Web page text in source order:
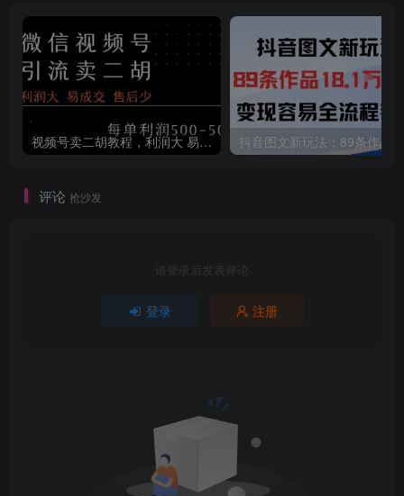
视频号卖二胡教程，利润大 易成交 售后少，一单利润5张+
评论 抢沙发
请登录后发表评论
登录 注册